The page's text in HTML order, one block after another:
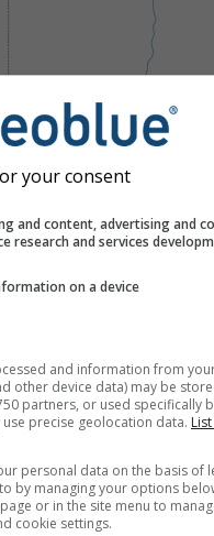
your consent
and content, advertising and
research and services
on a device
and information from
other device data) may be
partners, or used specifically
precise geolocation data.
personal data on the basis of
by managing your options
or in the site menu to
cookie settings.